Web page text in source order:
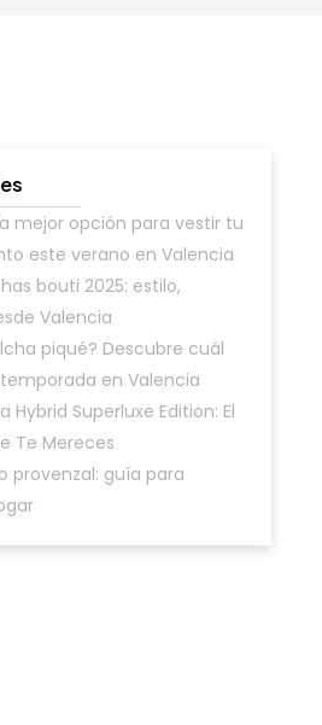
mejor opción para vestir tu
este verano en Valencia
bouti 2025: estilo,
Valencia
piqué? Descubre cuál
en Valencia
Hybrid Superluxe Edition: El
Te Mereces
provenzal: guía para